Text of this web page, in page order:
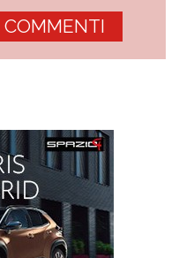
COMMENTI